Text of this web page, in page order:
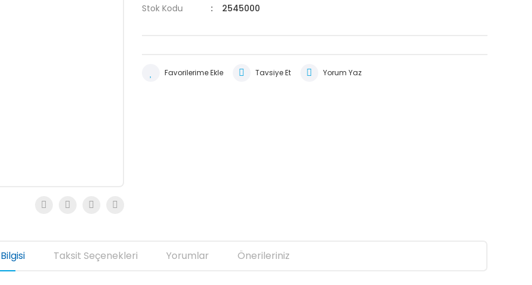
Stok Kodu
2545000
Tavsiye Et Yorum Yaz
Taksit Seçenekleri Yorumlar Önerileriniz